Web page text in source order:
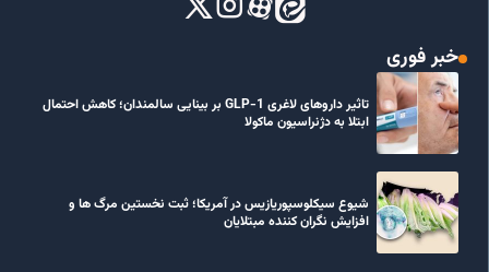
خبر فوری
تاثیر داروهای لاغری GLP-1 بر بینایی سالمندان؛ کاهش احتمال
ابتلا به دژنراسیون ماکولا
شیوع سیکلوسپوریازیس در آمریکا؛ ثبت نخستین مرگ ها و
افزایش نگران کننده مبتلایان